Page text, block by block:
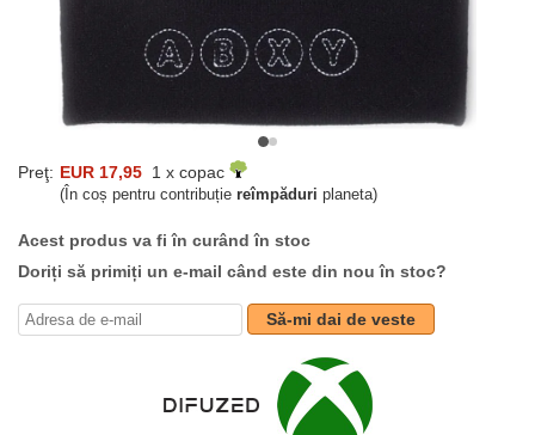
Preţ: EUR 17,95 1 x copac
(În coș pentru contribuție reîmpăduri planeta)
Acest produs va fi în curând în stoc
Doriți să primiți un e-mail când este din nou în stoc?
Să-mi dai de veste